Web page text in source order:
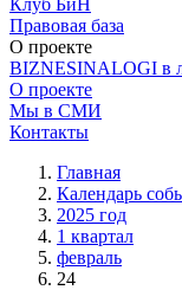
Клуб БиН
Правовая база
О проекте
BIZNESINALOGI в
О проекте
Мы в СМИ
Контакты
Главная
Календарь
2025 год
1 квартал
февраль
24